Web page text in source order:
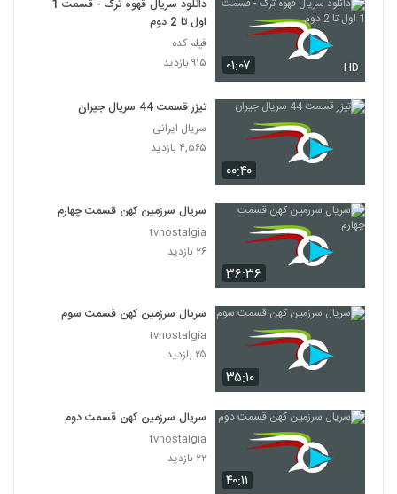
۰۱:۰۷ HD
دانلود سریال قهوه ترک - قسمت 1
اول تا 2 دوم
فیلم کده
۹۱۵ بازدید
۰۰:۴۰
تیزر قسمت 44 سریال جیران
سریال ایرانی
۴,۵۶۵ بازدید
۳۶:۳۶
سریال سرزمین کهن قسمت چهارم
tvnostalgia
۲۶ بازدید
۳۵:۱۰
سریال سرزمین کهن قسمت سوم
tvnostalgia
۲۵ بازدید
۴۰:۱۱
سریال سرزمین کهن قسمت دوم
tvnostalgia
۲۲ بازدید